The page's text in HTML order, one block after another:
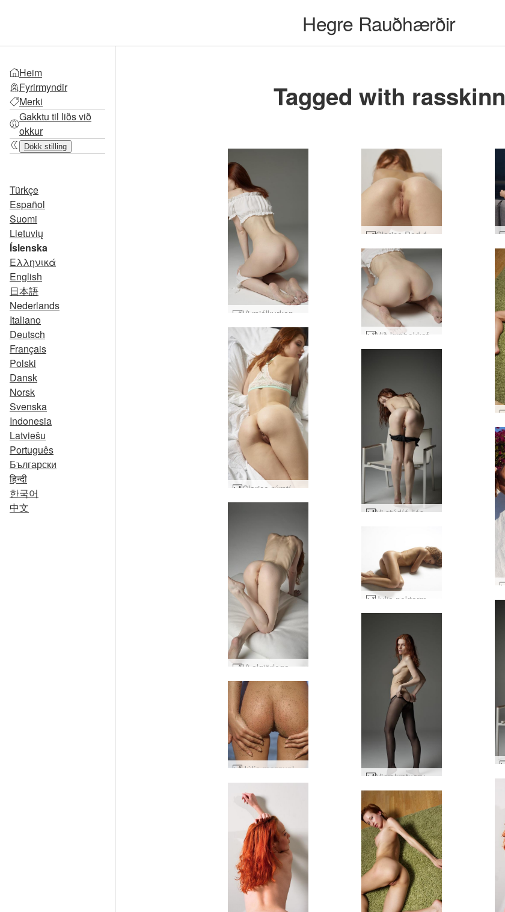
Hegre Rauðhærðir
Heim
Fyrirmyndir
Merki
Gakktu til liðs við
okkur
Dökk stilling
Türkçe
Español
Suomi
Lietuvių
Íslenska
Ελληνικά
English
日本語
Nederlands
Italiano
Deutsch
Français
Polski
Dansk
Norsk
Svenska
Indonesia
Latviešu
Português
Български
हिन्दी
한국어
中文
Tagged with rasskinn
Clarice Red ástríðu #25
Clarice rúmtími #29
Vi stúdíó ljósmyndun #35
Vi algjörlega nakin #16
Vi voluptuary #14
Júlía morgunljós #50